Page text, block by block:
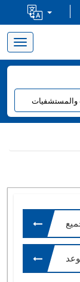
Toggle
navigation